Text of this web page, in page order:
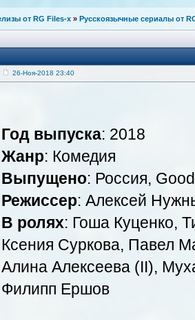
от RG Files-x » Русскоязычные сериалы от
26-Ноя-2018 23:40
Год выпуска: 2018
Жанр: Комедия
Выпущено: Россия,
Режиссер: Алексей
В ролях: Гоша Куценко,
Ксения Суркова, Павел
Алина Алексеева (II),
Филипп Ершов